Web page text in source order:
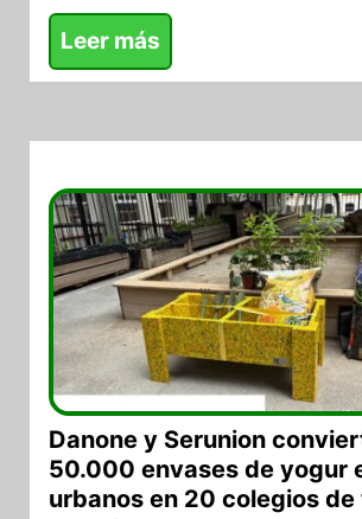
Leer más
Danone y Serunion
50.000 envases de yogur
urbanos en 20 colegios de